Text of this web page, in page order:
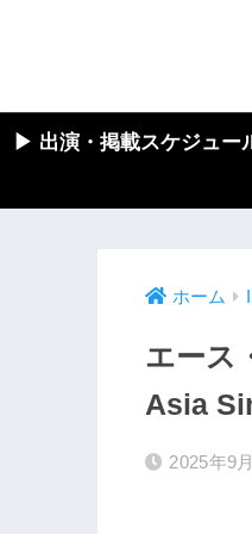
▶︎ 出演・掲載スケジュー
ホーム
エース
Asia
2025年9